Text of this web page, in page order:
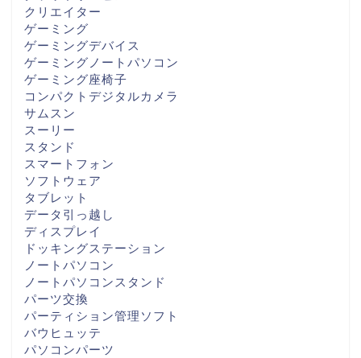
クリエイター
ゲーミング
ゲーミングデバイス
ゲーミングノートパソコン
ゲーミング座椅子
コンパクトデジタルカメラ
サムスン
スーリー
スタンド
スマートフォン
ソフトウェア
タブレット
データ引っ越し
ディスプレイ
ドッキングステーション
ノートパソコン
ノートパソコンスタンド
パーツ交換
パーティション管理ソフト
バウヒュッテ
パソコンパーツ